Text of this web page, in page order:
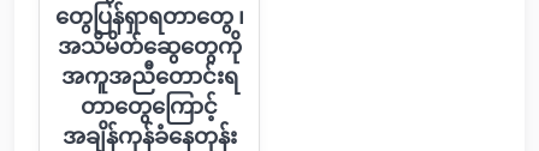
တွေပြန်ရှာရတာတွေ ၊
အသိမိတ်ဆွေတွေကို
အကူအညီတောင်းရ
တာတွေကြောင့်
အချိန်ကုန်ခံနေတုန်း